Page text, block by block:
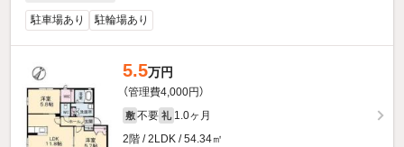
駐車場あり 駐輪場あり
5.5万円
（管理費4,000円）
敷 不要 礼 1.0ヶ月
2階 / 2LDK / 54.34㎡